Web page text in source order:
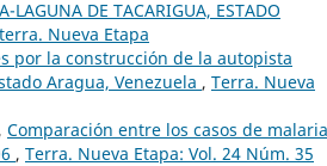
LAGUNA DE TACARIGUA, ESTADO
Nueva Etapa
por la construcción de la autopista
Aragua, Venezuela , Terra. Nueva
Comparación entre los casos de
, Terra. Nueva Etapa: Vol. 24 Núm. 35